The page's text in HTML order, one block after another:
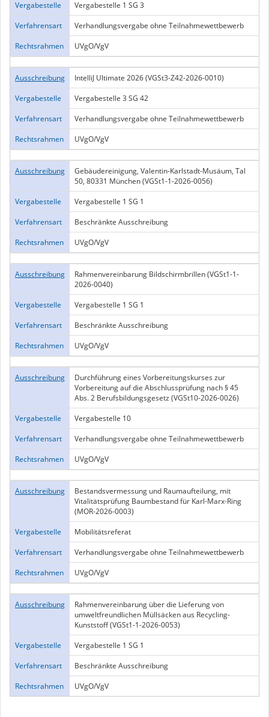
Vergabestelle
Vergabestelle 1 SG 3
Verfahrensart
Verhandlungsvergabe ohne Teilnahmewettbewerb
Rechtsrahmen
UVgO/VgV
Ausschreibung
IntelliJ Ultimate 2026 (VGSt3-Z42-2026-0010)
Vergabestelle
Vergabestelle 3 SG 42
Verfahrensart
Verhandlungsvergabe ohne Teilnahmewettbewerb
Rechtsrahmen
UVgO/VgV
Ausschreibung
Gebäudereinigung, Valentin-Karlstadt-Musäum, Tal
50, 80331 München (VGSt1-1-2026-0056)
Vergabestelle
Vergabestelle 1 SG 1
Verfahrensart
Beschränkte Ausschreibung
Rechtsrahmen
UVgO/VgV
Ausschreibung
Rahmenvereinbarung Bildschirmbrillen (VGSt1-1-
2026-0040)
Vergabestelle
Vergabestelle 1 SG 1
Verfahrensart
Beschränkte Ausschreibung
Rechtsrahmen
UVgO/VgV
Ausschreibung
Durchführung eines Vorbereitungskurses zur
Vorbereitung auf die Abschlussprüfung nach § 45
Abs. 2 Berufsbildungsgesetz (VGSt10-2026-0026)
Vergabestelle
Vergabestelle 10
Verfahrensart
Verhandlungsvergabe ohne Teilnahmewettbewerb
Rechtsrahmen
UVgO/VgV
Ausschreibung
Bestandsvermessung und Raumaufteilung, mit
Vitalitätsprüfung Baumbestand für Karl-Marx-Ring
(MOR-2026-0003)
Vergabestelle
Mobilitätsreferat
Verfahrensart
Verhandlungsvergabe ohne Teilnahmewettbewerb
Rechtsrahmen
UVgO/VgV
Ausschreibung
Rahmenvereinbarung über die Lieferung von
umweltfreundlichen Müllsäcken aus Recycling-
Kunststoff (VGSt1-1-2026-0053)
Vergabestelle
Vergabestelle 1 SG 1
Verfahrensart
Beschränkte Ausschreibung
Rechtsrahmen
UVgO/VgV